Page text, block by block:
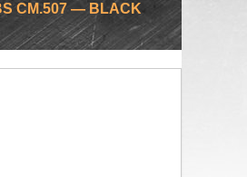
CM.507 — BLACK